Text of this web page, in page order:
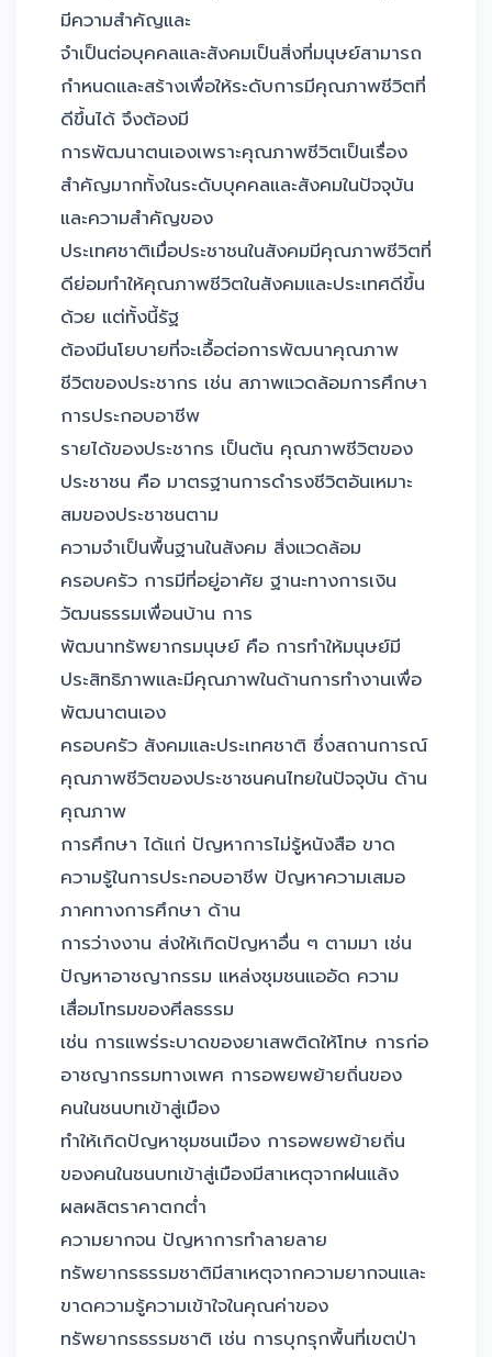
มีความสำคัญและ
จำเป็นต่อบุคคลและสังคมเป็นสิ่งที่มนุษย์สามารถ
กำหนดและสร้างเพื่อให้ระดับการมีคุณภาพชีวิตที่
ดีขึ้นได้ จึงต้องมี
การพัฒนาตนเองเพราะคุณภาพชีวิตเป็นเรื่อง
สำคัญมากทั้งในระดับบุคคลและสังคมในปัจจุบัน
และความสำคัญของ
ประเทศชาติเมื่อประชาชนในสังคมมีคุณภาพชีวิตที่
ดีย่อมทำให้คุณภาพชีวิตในสังคมและประเทศดีขึ้น
ด้วย แต่ทั้งนี้รัฐ
ต้องมีนโยบายที่จะเอื้อต่อการพัฒนาคุณภาพ
ชีวิตของประชากร เช่น สภาพแวดล้อมการศึกษา
การประกอบอาชีพ
รายได้ของประชากร เป็นต้น คุณภาพชีวิตของ
ประชาชน คือ มาตรฐานการดำรงชีวิตอันเหมาะ
สมของประชาชนตาม
ความจำเป็นพื้นฐานในสังคม สิ่งแวดล้อม
ครอบครัว การมีที่อยู่อาศัย ฐานะทางการเงิน
วัฒนธรรมเพื่อนบ้าน การ
พัฒนาทรัพยากรมนุษย์ คือ การทำให้มนุษย์มี
ประสิทธิภาพและมีคุณภาพในด้านการทำงานเพื่อ
พัฒนาตนเอง
ครอบครัว สังคมและประเทศชาติ ซึ่งสถานการณ์
คุณภาพชีวิตของประชาชนคนไทยในปัจจุบัน ด้าน
คุณภาพ
การศึกษา ได้แก่ ปัญหาการไม่รู้หนังสือ ขาด
ความรู้ในการประกอบอาชีพ ปัญหาความเสมอ
ภาคทางการศึกษา ด้าน
การว่างงาน ส่งให้เกิดปัญหาอื่น ๆ ตามมา เช่น
ปัญหาอาชญากรรม แหล่งชุมชนแออัด ความ
เสื่อมโทรมของศีลธรรม
เช่น การแพร่ระบาดของยาเสพติดให้โทษ การก่อ
อาชญากรรมทางเพศ การอพยพย้ายถิ่นของ
คนในชนบทเข้าสู่เมือง
ทำให้เกิดปัญหาชุมชนเมือง การอพยพย้ายถิ่น
ของคนในชนบทเข้าสู่เมืองมีสาเหตุจากฝนแล้ง
ผลผลิตราคาตกต่ำ
ความยากจน ปัญหาการทำลายลาย
ทรัพยากรธรรมชาติมีสาเหตุจากความยากจนและ
ขาดความรู้ความเข้าใจในคุณค่าของ
ทรัพยากรธรรมชาติ เช่น การบุกรุกพื้นที่เขตป่า